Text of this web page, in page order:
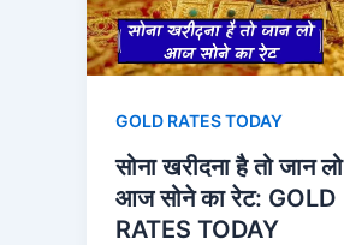
GOLD RATES TODAY
सोना खरीदना है तो जान लो
आज सोने का रेट: GOLD
RATES TODAY